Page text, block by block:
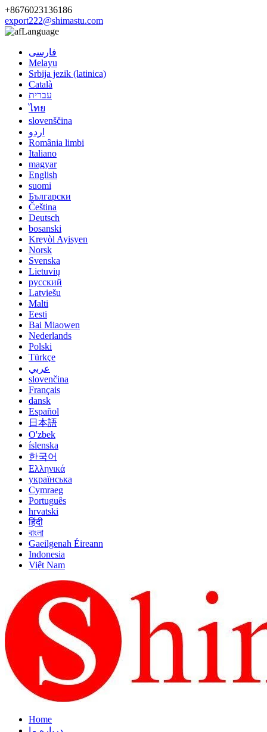
+8676023136186
export222@shimastu.com
Language
فارسی
Melayu
Srbija jezik (latinica)
Català
עברית
ไทย
slovenščina
اردو
România limbi
Italiano
magyar
English
suomi
Български
Čeština
Deutsch
bosanski
Kreyòl Ayisyen
Norsk
Svenska
Lietuvių
русский
Latviešu
Malti
Eesti
Bai Miaowen
Nederlands
Polski
Türkçe
عربي
slovenčina
Français
dansk
Español
日本語
O'zbek
íslenska
한국어
Ελληνικά
українська
Cymraeg
Português
hrvatski
हिंदी
বাংলা
Gaeilgenah Éireann
Indonesia
Việt Nam
Home